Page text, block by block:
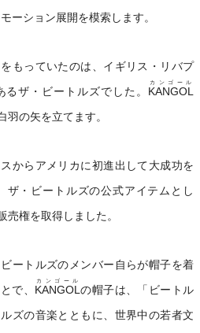
ーション展開を模索します。
もっていたのは、イギリス・リバプ
ザ・ビートルズでした。 KANGOL
カンゴール
羽の矢を立てます。
からアメリカに初進出して大成功を
ザ・ビートルズの公式アイテムとし
売権を取得しました。
ートルズのメンバー自らが帽子を着
で、 KANGOL
カンゴール
の帽子は、「ビートル
ズの音楽とともに、世界中の若者文